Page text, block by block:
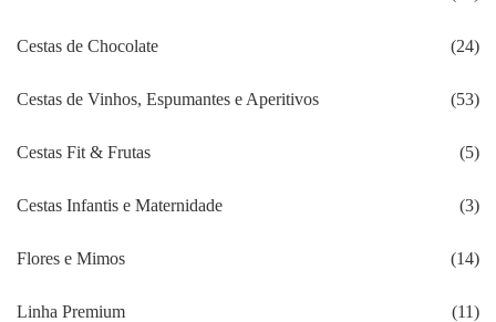
Cestas de Chocolate (24)
Cestas de Vinhos, Espumantes e Aperitivos (53)
Cestas Fit & Frutas (5)
Cestas Infantis e Maternidade (3)
Flores e Mimos (14)
Linha Premium (11)